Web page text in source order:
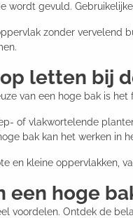
wordt gevuld.
zonder vervelend
letten bij
van een hoge bak is
of vlakwortelende
bak kan het werken in
en kleine oppervlakken,
een hoge
voordelen. Ontdek de